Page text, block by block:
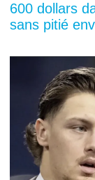
600 dollars
sans pitié